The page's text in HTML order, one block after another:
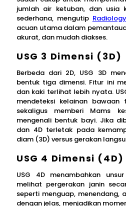
jumlah air ketuban, dan usia
sederhana, mengutip Radiology
acuan utama dalam
akurat, dan mudah diakses.
USG 3 Dimensi (3D)
Berbeda dari 2D, USG 3D
bentuk tiga dimensi. Fitur ini
dan kaki terlihat lebih nyata.
mendeteksi kelainan
sekaligus memberi Mams
mengenali bentuk bayi. Jika
dan 4D terletak pada
diam (3D) versus gerakan
USG 4 Dimensi (4D)
USG 4D menambahkan
melihat pergerakan janin
seperti menguap, menendang,
dengan jelas, menjadikan